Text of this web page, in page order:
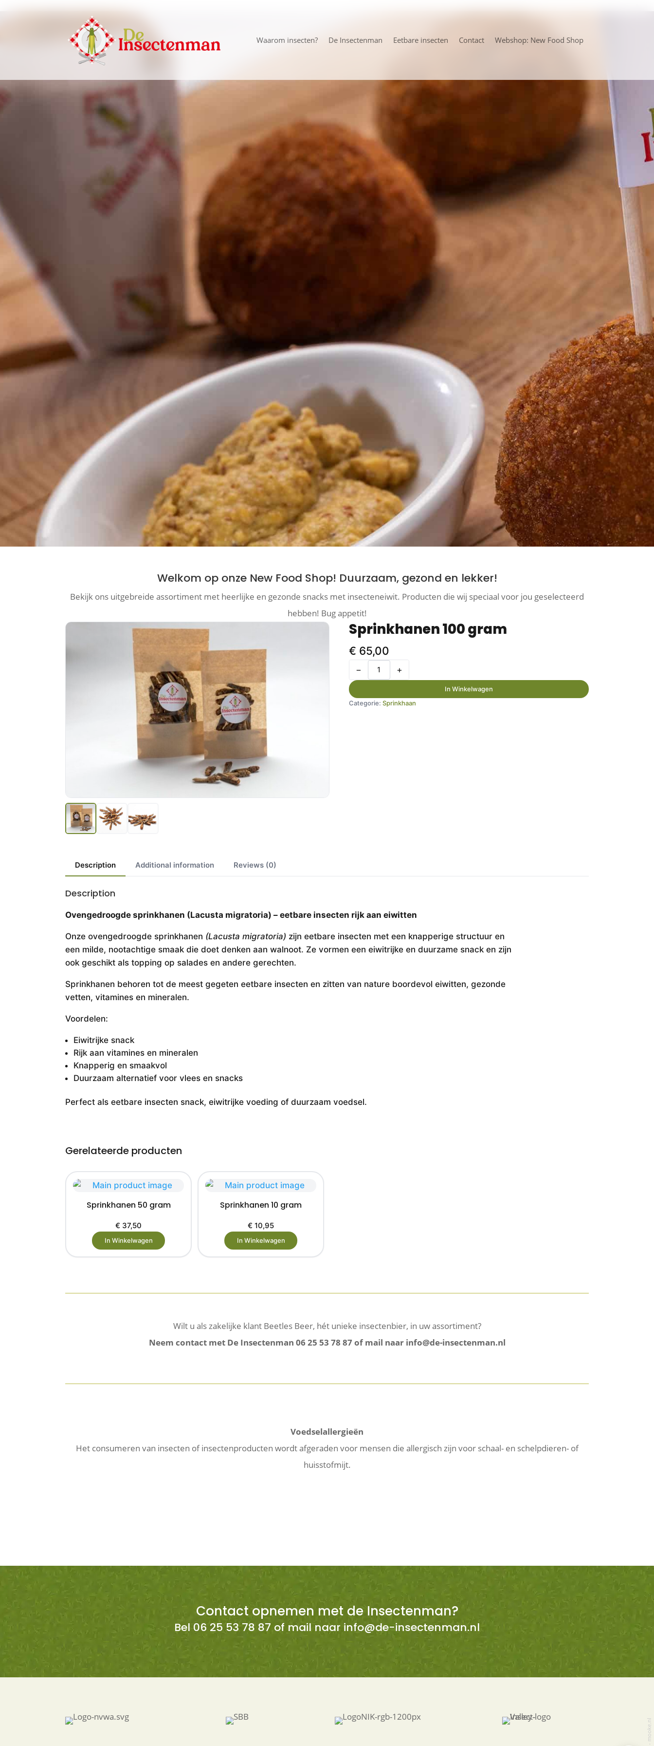
Waarom insecten? De Insectenman Eetbare insecten Contact Webshop: New Food Shop
Welkom op onze New Food Shop! Duurzaam, gezond en lekker!
Bekijk ons uitgebreide assortiment met heerlijke en gezonde snacks met insecteneiwit. Producten die wij speciaal voor jou geselecteerd
hebben! Bug appetit!
Sprinkhanen 100 gram
€ 65,00
− +
In Winkelwagen
Categorie: Sprinkhaan
Description Additional information Reviews (0)
Description
Ovengedroogde sprinkhanen (Lacusta migratoria) – eetbare insecten rijk aan eiwitten
Onze ovengedroogde sprinkhanen (Lacusta migratoria) zijn eetbare insecten met een knapperige structuur en
een milde, nootachtige smaak die doet denken aan walnoot. Ze vormen een eiwitrijke en duurzame snack en zijn
ook geschikt als topping op salades en andere gerechten.
Sprinkhanen behoren tot de meest gegeten eetbare insecten en zitten van nature boordevol eiwitten, gezonde
vetten, vitamines en mineralen.
Voordelen:
Eiwitrijke snack
Rijk aan vitamines en mineralen
Knapperig en smaakvol
Duurzaam alternatief voor vlees en snacks
Perfect als eetbare insecten snack, eiwitrijke voeding of duurzaam voedsel.
Gerelateerde producten
Sprinkhanen 50 gram
€ 37,50
In Winkelwagen
Sprinkhanen 10 gram
€ 10,95
In Winkelwagen
Wilt u als zakelijke klant Beetles Beer, hét unieke insectenbier, in uw assortiment?
Neem contact met De Insectenman 06 25 53 78 87 of mail naar info@de-insectenman.nl
Voedselallergieën
Het consumeren van insecten of insectenproducten wordt afgeraden voor mensen die allergisch zijn voor schaal- en schelpdieren- of
huisstofmijt.
Contact opnemen met de Insectenman?
Bel 06 25 53 78 87 of mail naar info@de-insectenman.nl
-
mooke.nl